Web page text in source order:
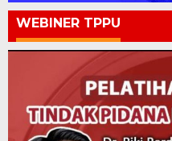
WEBINER TPPU